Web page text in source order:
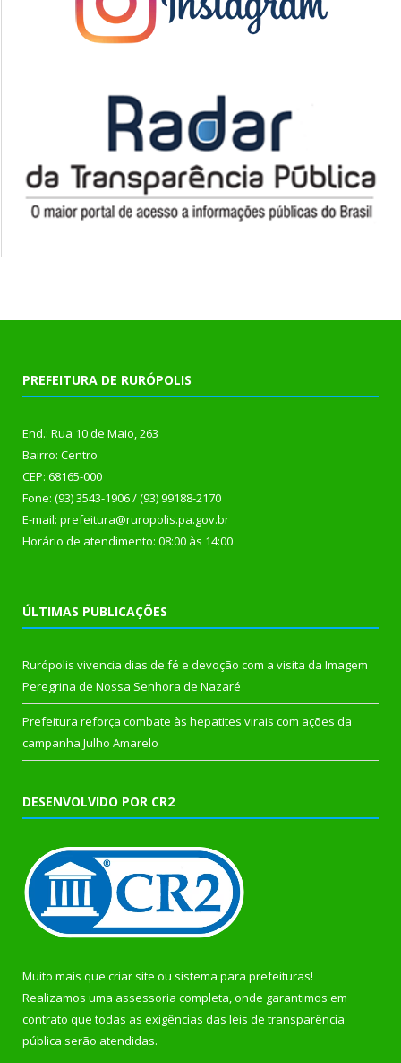
PREFEITURA DE RURÓPOLIS
End.: Rua 10 de Maio, 263
Bairro: Centro
CEP: 68165-000
Fone: (93) 3543-1906 / (93) 99188-2170
E-mail: prefeitura@ruropolis.pa.gov.br
Horário de atendimento: 08:00 às 14:00
ÚLTIMAS PUBLICAÇÕES
Rurópolis vivencia dias de fé e devoção com a visita da Imagem
Peregrina de Nossa Senhora de Nazaré
Prefeitura reforça combate às hepatites virais com ações da
campanha Julho Amarelo
DESENVOLVIDO POR CR2
Muito mais que criar site ou sistema para prefeituras!
Realizamos uma assessoria completa, onde garantimos em
contrato que todas as exigências das leis de transparência
pública serão atendidas.